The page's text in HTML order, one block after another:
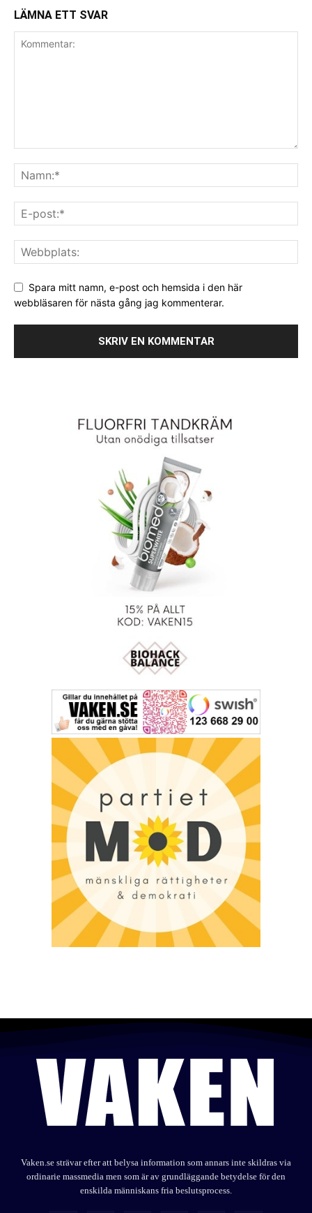
LÄMNA ETT SVAR
Spara mitt namn, e-post och hemsida i den här
webbläsaren för nästa gång jag kommenterar.
Vaken.se strävar efter att belysa information som annars inte skildras via
ordinarie massmedia men som är av grundläggande betydelse för den
enskilda människans fria beslutsprocess.